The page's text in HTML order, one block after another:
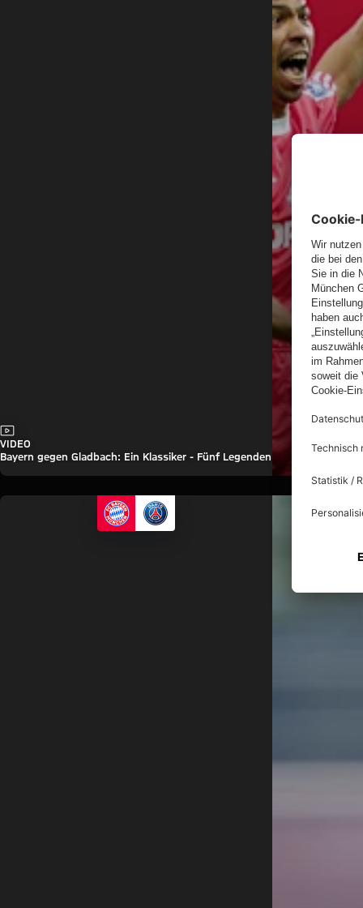
Video
VIDEO
Bayern gegen Gladbach: Ein Klassiker - Fünf Legenden